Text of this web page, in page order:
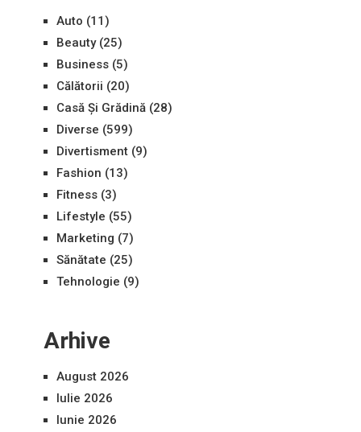
Auto (11)
Beauty(25)
Business(5)
Călătorii (20)
Casă Și Grădină(28)
Diverse (599)
Divertisment(9)
Fashion (13)
Fitness(3)
Lifestyle (55)
Marketing (7)
Sănătate (25)
Tehnologie (9)
Arhive
August 2026
Iulie 2026
Iunie 2026